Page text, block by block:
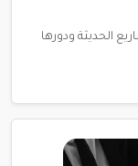
الحديثة ودورها